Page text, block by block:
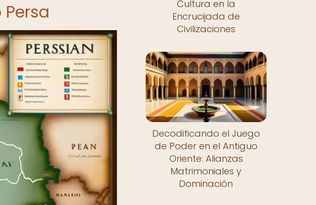
Cultura en la
Encrucijada de
Civilizaciones
Decodificando el Juego
de Poder en el Antiguo
Oriente: Alianzas
Matrimoniales y
Dominación